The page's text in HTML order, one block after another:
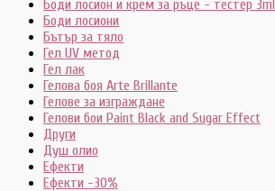
Боди лосион и крем за ръце - тестер 3ml
Боди лосиони
Бътър за тяло
Гел UV метод
Гел лак
Гелова боя Arte Brillante
Гелове за изграждане
Гелови бои Paint Black and Sugar Effect
Други
Душ олио
Ефекти
Ефекти -30%